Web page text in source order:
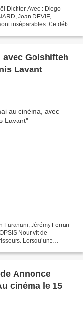
Dichter Avec : Diego
Jean DEVIE,
inséparables. Ce début
avec Golshifteh
Lavant
Farahani, Jérémy Ferrari
Nour vit de
Lorsqu’une
Annonce
cinéma le 15